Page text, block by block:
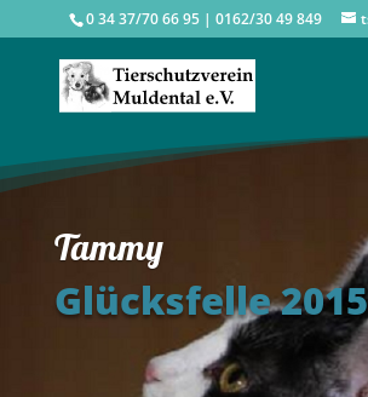
0 34 37/70 66 95 | 0162/30 49 849
Tammy
Glücksfelle 2015